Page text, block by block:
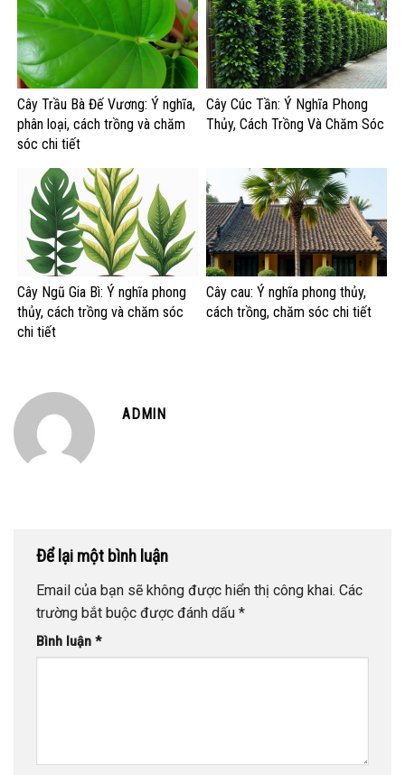
Cây Trầu Bà Đế Vương: Ý nghĩa,
phân loại, cách trồng và chăm
sóc chi tiết
Cây Cúc Tần: Ý Nghĩa Phong
Thủy, Cách Trồng Và Chăm Sóc
Cây Ngũ Gia Bì: Ý nghĩa phong
thủy, cách trồng và chăm sóc
chi tiết
Cây cau: Ý nghĩa phong thủy,
cách trồng, chăm sóc chi tiết
ADMIN
Để lại một bình luận
Email của bạn sẽ không được hiển thị công khai. Các
trường bắt buộc được đánh dấu *
Bình luận *